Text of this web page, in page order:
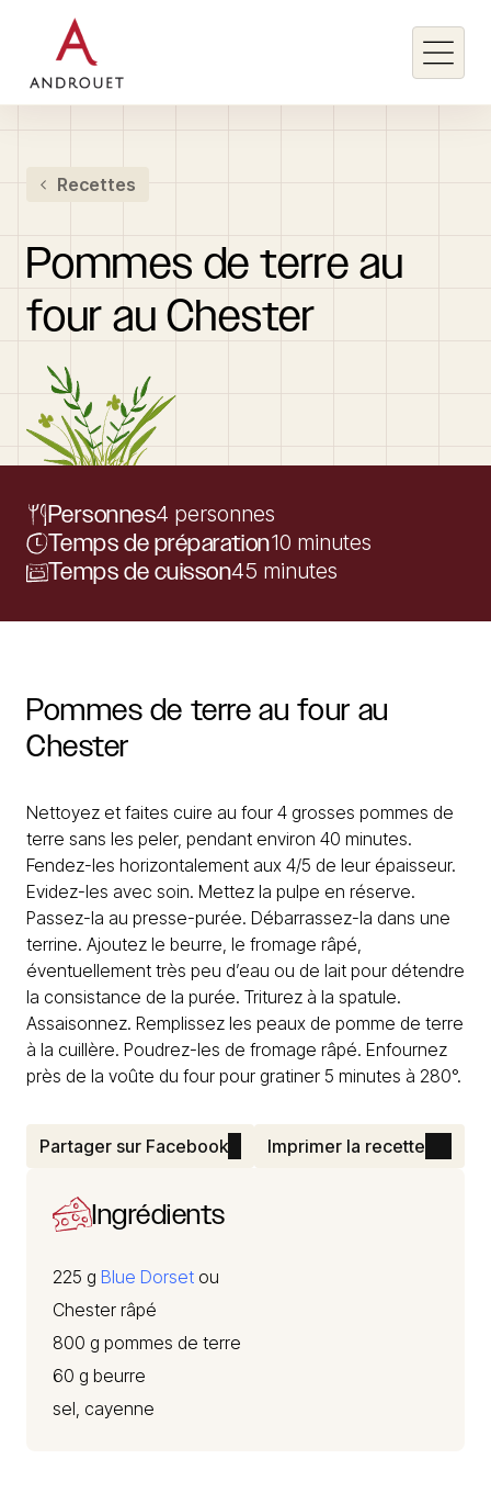
Rechercher un mot clé
Recettes
Pommes de terre au
four au Chester
Personnes4 personnes
Temps de préparation10 minutes
Temps de cuisson45 minutes
Pommes de terre au four au
Chester
Nettoyez et faites cuire au four 4 grosses pommes de
terre sans les peler, pendant environ 40 minutes.
Fendez-les horizontalement aux 4/5 de leur épaisseur.
Evidez-les avec soin. Mettez la pulpe en réserve.
Passez-la au presse-purée. Débarrassez-la dans une
terrine. Ajoutez le beurre, le fromage râpé,
éventuellement très peu d’eau ou de lait pour détendre
la consistance de la purée. Triturez à la spatule.
Assaisonnez. Remplissez les peaux de pomme de terre
à la cuillère. Poudrez-les de fromage râpé. Enfournez
près de la voûte du four pour gratiner 5 minutes à 280°.
Partager sur Facebook Imprimer la recette
Ingrédients
225 g Blue Dorset ou
Chester râpé
800 g pommes de terre
60 g beurre
sel, cayenne